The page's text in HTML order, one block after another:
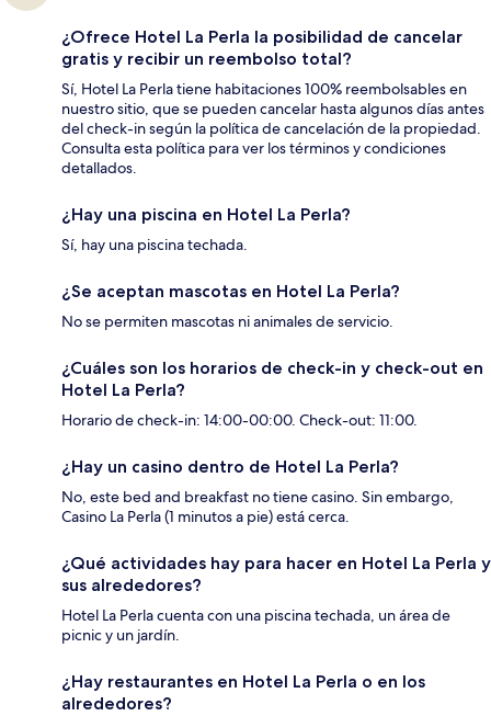
¿Ofrece Hotel La Perla la posibilidad de cancelar
gratis y recibir un reembolso total?
Sí, Hotel La Perla tiene habitaciones 100% reembolsables en
nuestro sitio, que se pueden cancelar hasta algunos días antes
del check-in según la política de cancelación de la propiedad.
Consulta esta política para ver los términos y condiciones
detallados.
¿Hay una piscina en Hotel La Perla?
Sí, hay una piscina techada.
¿Se aceptan mascotas en Hotel La Perla?
No se permiten mascotas ni animales de servicio.
¿Cuáles son los horarios de check-in y check-out en
Hotel La Perla?
Horario de check-in: 14:00-00:00. Check-out: 11:00.
¿Hay un casino dentro de Hotel La Perla?
No, este bed and breakfast no tiene casino. Sin embargo,
Casino La Perla (1 minutos a pie) está cerca.
¿Qué actividades hay para hacer en Hotel La Perla y
sus alrededores?
Hotel La Perla cuenta con una piscina techada, un área de
picnic y un jardín.
¿Hay restaurantes en Hotel La Perla o en los
alrededores?